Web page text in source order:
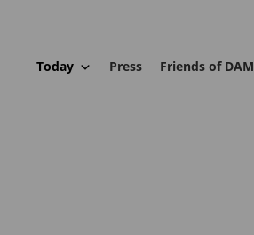
Today Press Friends of DAM